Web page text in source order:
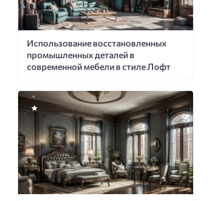
Использование восстановленных
промышленных деталей в
современной мебели в стиле Лофт